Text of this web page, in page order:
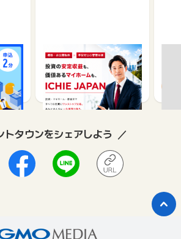
MA
資
【ICHIEJAPAN】不動産
資料請求
4,700
トタウンをシェアしよう